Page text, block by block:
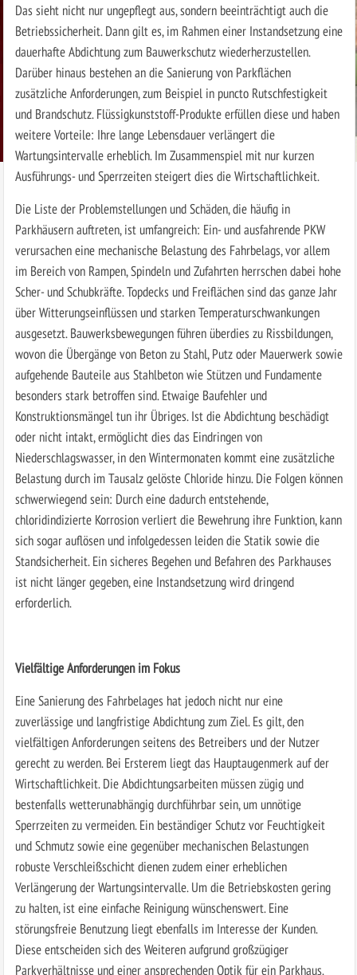
Das sieht nicht nur ungepflegt aus, sondern beeinträchtigt auch die
Betriebssicherheit. Dann gilt es, im Rahmen einer Instandsetzung eine
dauerhafte Abdichtung zum Bauwerkschutz wiederherzustellen.
Darüber hinaus bestehen an die Sanierung von Parkflächen
zusätzliche Anforderungen, zum Beispiel in puncto Rutschfestigkeit
und Brandschutz. Flüssigkunststoff-Produkte erfüllen diese und haben
weitere Vorteile: Ihre lange Lebensdauer verlängert die
Wartungsintervalle erheblich. Im Zusammenspiel mit nur kurzen
Ausführungs- und Sperrzeiten steigert dies die Wirtschaftlichkeit.
Die Liste der Problemstellungen und Schäden, die häufig in
Parkhäusern auftreten, ist umfangreich: Ein- und ausfahrende PKW
verursachen eine mechanische Belastung des Fahrbelags, vor allem
im Bereich von Rampen, Spindeln und Zufahrten herrschen dabei hohe
Scher- und Schubkräfte. Topdecks und Freiflächen sind das ganze Jahr
über Witterungseinflüssen und starken Temperaturschwankungen
ausgesetzt. Bauwerksbewegungen führen überdies zu Rissbildungen,
wovon die Übergänge von Beton zu Stahl, Putz oder Mauerwerk sowie
aufgehende Bauteile aus Stahlbeton wie Stützen und Fundamente
besonders stark betroffen sind. Etwaige Baufehler und
Konstruktionsmängel tun ihr Übriges. Ist die Abdichtung beschädigt
oder nicht intakt, ermöglicht dies das Eindringen von
Niederschlagswasser, in den Wintermonaten kommt eine zusätzliche
Belastung durch im Tausalz gelöste Chloride hinzu. Die Folgen können
schwerwiegend sein: Durch eine dadurch entstehende,
chloridindizierte Korrosion verliert die Bewehrung ihre Funktion, kann
sich sogar auflösen und infolgedessen leiden die Statik sowie die
Standsicherheit. Ein sicheres Begehen und Befahren des Parkhauses
ist nicht länger gegeben, eine Instandsetzung wird dringend
erforderlich.
Vielfältige Anforderungen im Fokus
Eine Sanierung des Fahrbelages hat jedoch nicht nur eine
zuverlässige und langfristige Abdichtung zum Ziel. Es gilt, den
vielfältigen Anforderungen seitens des Betreibers und der Nutzer
gerecht zu werden. Bei Ersterem liegt das Hauptaugenmerk auf der
Wirtschaftlichkeit. Die Abdichtungsarbeiten müssen zügig und
bestenfalls wetterunabhängig durchführbar sein, um unnötige
Sperrzeiten zu vermeiden. Ein beständiger Schutz vor Feuchtigkeit
und Schmutz sowie eine gegenüber mechanischen Belastungen
robuste Verschleißschicht dienen zudem einer erheblichen
Verlängerung der Wartungsintervalle. Um die Betriebskosten gering
zu halten, ist eine einfache Reinigung wünschenswert. Eine
störungsfreie Benutzung liegt ebenfalls im Interesse der Kunden.
Diese entscheiden sich des Weiteren aufgrund großzügiger
Parkverhältnisse und einer ansprechenden Optik für ein Parkhaus.